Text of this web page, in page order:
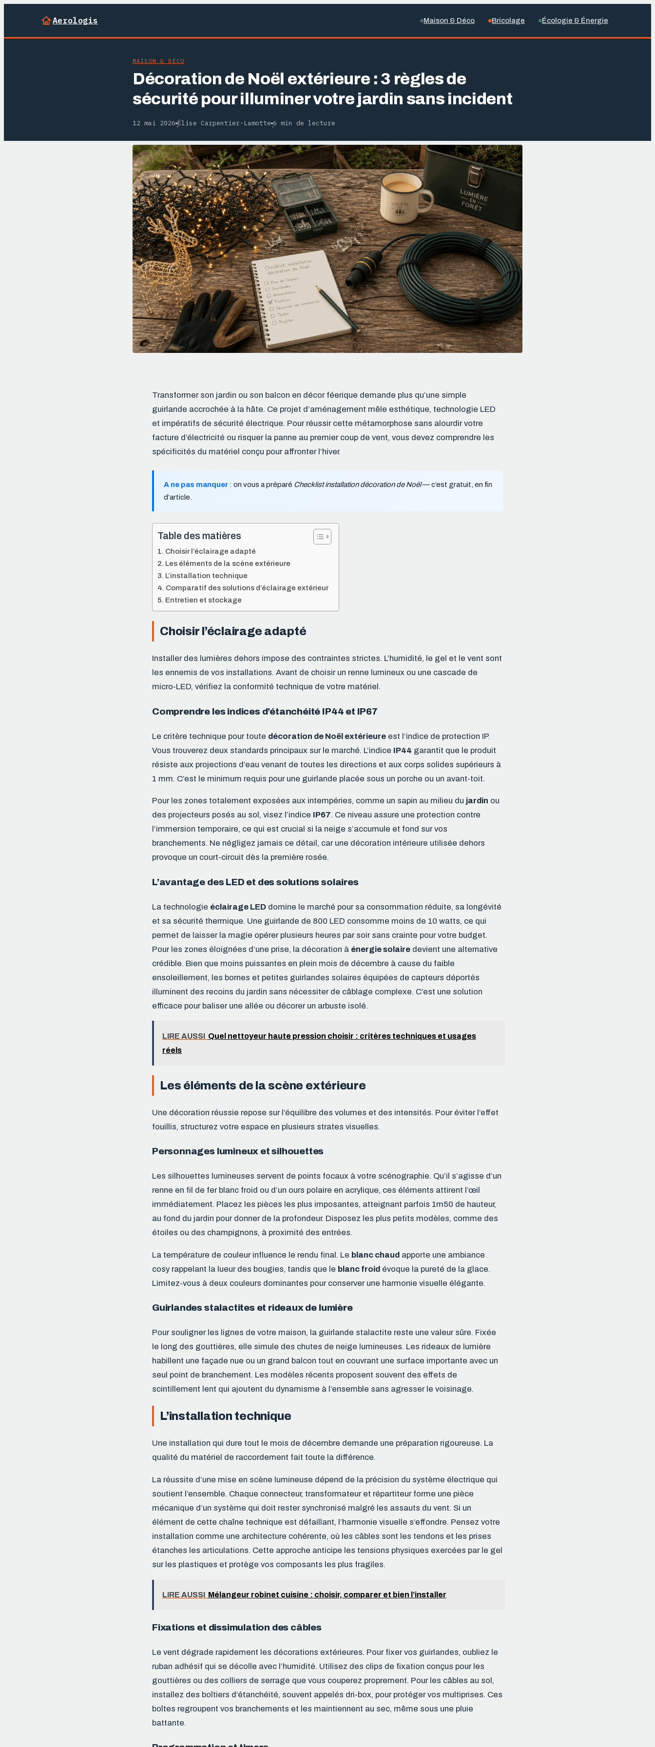
Aerologis Maison & Déco Bricolage Écologie & Énergie
MAISON & DÉCO
Décoration de Noël extérieure : 3 règles de
sécurité pour illuminer votre jardin sans incident
12 mai 2026·Élise Carpentier-Lamotte·6 min de lecture
Transformer son jardin ou son balcon en décor féerique demande plus qu’une simple
guirlande accrochée à la hâte. Ce projet d’aménagement mêle esthétique, technologie LED
et impératifs de sécurité électrique. Pour réussir cette métamorphose sans alourdir votre
facture d’électricité ou risquer la panne au premier coup de vent, vous devez comprendre les
spécificités du matériel conçu pour affronter l’hiver.
A ne pas manquer : on vous a préparé Checklist installation décoration de Noël— c’est gratuit, en fin
d’article.
Table des matières
Choisir l’éclairage adapté
Les éléments de la scène extérieure
L’installation technique
Comparatif des solutions d’éclairage extérieur
Entretien et stockage
Choisir l’éclairage adapté
Installer des lumières dehors impose des contraintes strictes. L’humidité, le gel et le vent sont
les ennemis de vos installations. Avant de choisir un renne lumineux ou une cascade de
micro-LED, vérifiez la conformité technique de votre matériel.
Comprendre les indices d’étanchéité IP44 et IP67
Le critère technique pour toute décoration de Noël extérieure est l’indice de protection IP.
Vous trouverez deux standards principaux sur le marché. L’indice IP44 garantit que le produit
résiste aux projections d’eau venant de toutes les directions et aux corps solides supérieurs à
1 mm. C’est le minimum requis pour une guirlande placée sous un porche ou un avant-toit.
Pour les zones totalement exposées aux intempéries, comme un sapin au milieu du jardin ou
des projecteurs posés au sol, visez l’indice IP67. Ce niveau assure une protection contre
l’immersion temporaire, ce qui est crucial si la neige s’accumule et fond sur vos
branchements. Ne négligez jamais ce détail, car une décoration intérieure utilisée dehors
provoque un court-circuit dès la première rosée.
L’avantage des LED et des solutions solaires
La technologie éclairage LED domine le marché pour sa consommation réduite, sa longévité
et sa sécurité thermique. Une guirlande de 800 LED consomme moins de 10 watts, ce qui
permet de laisser la magie opérer plusieurs heures par soir sans crainte pour votre budget.
Pour les zones éloignées d’une prise, la décoration à énergie solaire devient une alternative
crédible. Bien que moins puissantes en plein mois de décembre à cause du faible
ensoleillement, les bornes et petites guirlandes solaires équipées de capteurs déportés
illuminent des recoins du jardin sans nécessiter de câblage complexe. C’est une solution
efficace pour baliser une allée ou décorer un arbuste isolé.
LIRE AUSSI Quel nettoyeur haute pression choisir : critères techniques et usages
réels
Les éléments de la scène extérieure
Une décoration réussie repose sur l’équilibre des volumes et des intensités. Pour éviter l’effet
fouillis, structurez votre espace en plusieurs strates visuelles.
Personnages lumineux et silhouettes
Les silhouettes lumineuses servent de points focaux à votre scénographie. Qu’il s’agisse d’un
renne en fil de fer blanc froid ou d’un ours polaire en acrylique, ces éléments attirent l’œil
immédiatement. Placez les pièces les plus imposantes, atteignant parfois 1m50 de hauteur,
au fond du jardin pour donner de la profondeur. Disposez les plus petits modèles, comme des
étoiles ou des champignons, à proximité des entrées.
La température de couleur influence le rendu final. Le blanc chaud apporte une ambiance
cosy rappelant la lueur des bougies, tandis que le blanc froid évoque la pureté de la glace.
Limitez-vous à deux couleurs dominantes pour conserver une harmonie visuelle élégante.
Guirlandes stalactites et rideaux de lumière
Pour souligner les lignes de votre maison, la guirlande stalactite reste une valeur sûre. Fixée
le long des gouttières, elle simule des chutes de neige lumineuses. Les rideaux de lumière
habillent une façade nue ou un grand balcon tout en couvrant une surface importante avec un
seul point de branchement. Les modèles récents proposent souvent des effets de
scintillement lent qui ajoutent du dynamisme à l’ensemble sans agresser le voisinage.
L’installation technique
Une installation qui dure tout le mois de décembre demande une préparation rigoureuse. La
qualité du matériel de raccordement fait toute la différence.
La réussite d’une mise en scène lumineuse dépend de la précision du système électrique qui
soutient l’ensemble. Chaque connecteur, transformateur et répartiteur forme une pièce
mécanique d’un système qui doit rester synchronisé malgré les assauts du vent. Si un
élément de cette chaîne technique est défaillant, l’harmonie visuelle s’effondre. Pensez votre
installation comme une architecture cohérente, où les câbles sont les tendons et les prises
étanches les articulations. Cette approche anticipe les tensions physiques exercées par le gel
sur les plastiques et protège vos composants les plus fragiles.
LIRE AUSSI Mélangeur robinet cuisine : choisir, comparer et bien l’installer
Fixations et dissimulation des câbles
Le vent dégrade rapidement les décorations extérieures. Pour fixer vos guirlandes, oubliez le
ruban adhésif qui se décolle avec l’humidité. Utilisez des clips de fixation conçus pour les
gouttières ou des colliers de serrage que vous couperez proprement. Pour les câbles au sol,
installez des boîtiers d’étanchéité, souvent appelés dri-box, pour protéger vos multiprises. Ces
boîtes regroupent vos branchements et les maintiennent au sec, même sous une pluie
battante.